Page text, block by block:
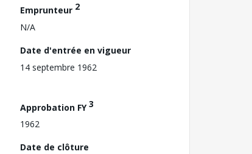
Emprunteur 2
N/A
Date d'entrée en vigueur
14 septembre 1962
Approbation FY3
1962
Date de clôture